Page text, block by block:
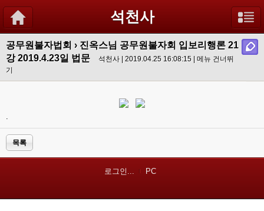
석천사
공무원불자법회 › 진옥스님 공무원불자회 입보리행론 21
강 2019.4.23일 법문
석천사 | 2019.04.25 16:08:15 | 메뉴 건너뛰
기
.
목록
로그인... PC